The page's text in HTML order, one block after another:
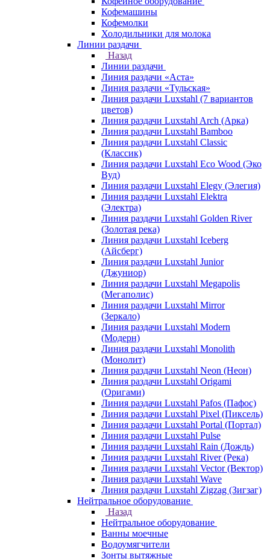
Кофемашины
Кофемолки
Холодильники для молока
Линии раздачи
Назад
Линии раздачи
Линия раздачи «Аста»
Линия раздачи «Тульская»
Линия раздачи Luxstahl (7 вариантов
цветов)
Линия раздачи Luxstahl Arch (Арка)
Линия раздачи Luxstahl Bamboo
Линия раздачи Luxstahl Classic
(Классик)
Линия раздачи Luxstahl Eco Wood (Эко
Вуд)
Линия раздачи Luxstahl Elegy (Элегия)
Линия раздачи Luxstahl Elektra
(Электра)
Линия раздачи Luxstahl Golden River
(Золотая река)
Линия раздачи Luxstahl Iceberg
(Айсберг)
Линия раздачи Luxstahl Junior
(Джуниор)
Линия раздачи Luxstahl Megapolis
(Мегаполис)
Линия раздачи Luxstahl Mirror
(Зеркало)
Линия раздачи Luxstahl Modern
(Модерн)
Линия раздачи Luxstahl Monolith
(Монолит)
Линия раздачи Luxstahl Neon (Неон)
Линия раздачи Luxstahl Origami
(Оригами)
Линия раздачи Luxstahl Pafos (Пафос)
Линия раздачи Luxstahl Pixel (Пиксель)
Линия раздачи Luxstahl Portal (Портал)
Линия раздачи Luxstahl Pulse
Линия раздачи Luxstahl Rain (Дождь)
Линия раздачи Luxstahl River (Река)
Линия раздачи Luxstahl Vector (Вектор)
Линия раздачи Luxstahl Wave
Линия раздачи Luxstahl Zigzag (Зигзаг)
Нейтральное оборудование
Назад
Нейтральное оборудование
Ванны моечные
Водоумягчители
Зонты вытяжные